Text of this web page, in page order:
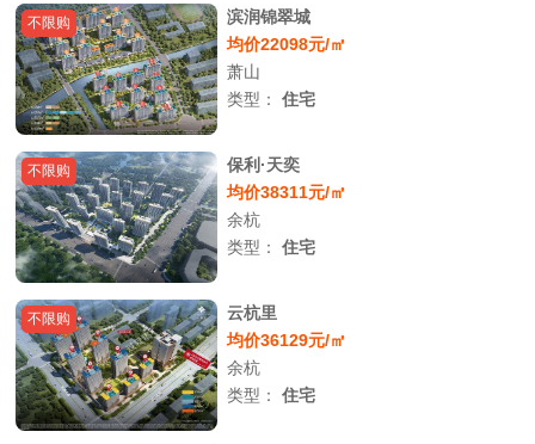
不限购
滨润锦翠城
均价22098元/㎡
萧山
类型：住宅
不限购
保利·天奕
均价38311元/㎡
余杭
类型：住宅
不限购
云杭里
均价36129元/㎡
余杭
类型：住宅